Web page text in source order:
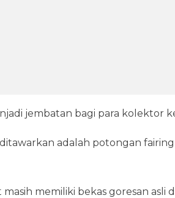
jembatan bagi para kolektor
adalah potongan
memiliki bekas goresan asli